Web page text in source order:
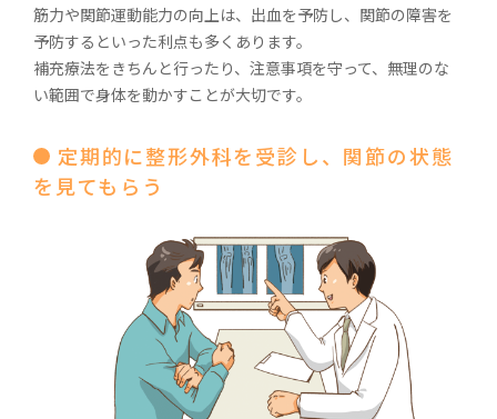
筋力や関節運動能力の向上は、出血を予防し、関節の障害を
予防するといった利点も多くあります。
補充療法をきちんと行ったり、注意事項を守って、無理のな
い範囲で身体を動かすことが大切です。
定期的に整形外科を受診し、関節の状態
を見てもらう